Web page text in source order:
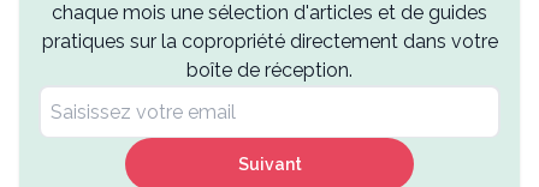
chaque mois une sélection d'articles et de guides
pratiques sur la copropriété directement dans votre
boîte de réception.
Suivant